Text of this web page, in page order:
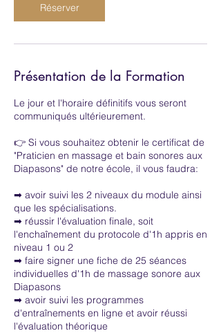
4
i
2
0
7
Réserver
Présentation de la Formation
Le jour et l'horaire définitifs vous seront
communiqués ultérieurement.
👉 Si vous souhaitez obtenir le certificat de
"Praticien en massage et bain sonores aux
Diapasons" de notre école, il vous faudra:
➡ avoir suivi les 2 niveaux du module ainsi
que les spécialisations.
➡ réussir l'évaluation finale, soit
l'enchaînement du protocole d'1h appris en
niveau 1 ou 2
➡ faire signer une fiche de 25 séances
individuelles d'1h de massage sonore aux
Diapasons
➡ avoir suivi les programmes
d'entraînements en ligne et avoir réussi
l'évaluation théorique